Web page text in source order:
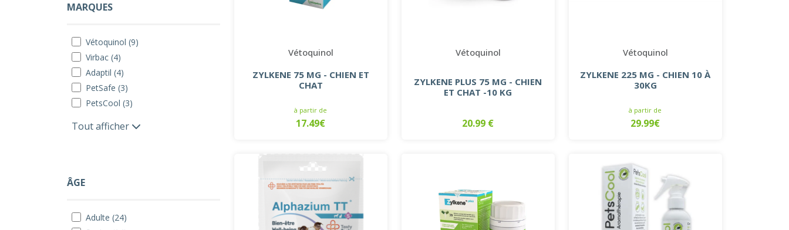
MARQUES
Vétoquinol (9)
Virbac (4)
Adaptil (4)
PetSafe (3)
PetsCool (3)
Tout afficher
ÂGE
Adulte (24)
Vétoquinol
ZYLKENE 75 MG - CHIEN ET
CHAT
à partir de
17.49€
Vétoquinol
ZYLKENE PLUS 75 MG - CHIEN
ET CHAT -10 KG
20.99 €
Vétoquinol
ZYLKENE 225 MG - CHIEN 10 À
30KG
à partir de
29.99€